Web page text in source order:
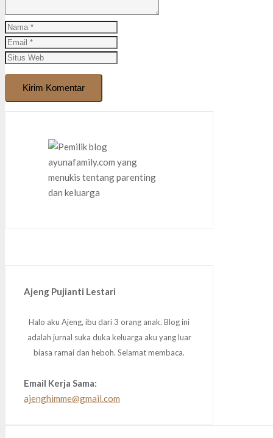
Kirim Komentar
Ajeng Pujianti Lestari
Halo aku Ajeng, ibu dari 3 orang anak. Blog ini
adalah jurnal suka duka keluarga aku yang luar
biasa ramai dan heboh. Selamat membaca.
Email Kerja Sama:
ajenghimme@gmail.com